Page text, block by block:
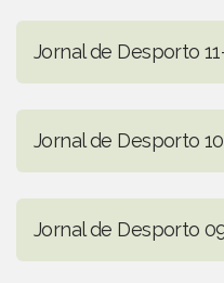
Jornal de Desporto
Jornal de Desporto
Jornal de Desporto